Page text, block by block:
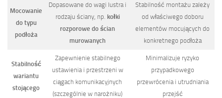
Mocowanie
do typu
podłoża
Dopasowane do wagi lustra i
rodzaju ściany, np. kołki
rozporowe do ścian
murowanych
Stabilność montażu zależy
od właściwego doboru
elementów mocujących do
konkretnego podłoża
Stabilność
wariantu
stojącego
Zapewnienie stabilnego
ustawienia i przestrzeni w
ciągach komunikacyjnych
(szczególnie w narożniku)
Minimalizuje ryzyko
przypadkowego
przewrócenia i utrudniania
przejść